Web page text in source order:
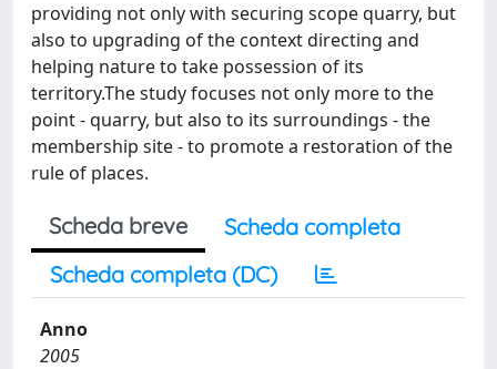
providing not only with securing scope quarry, but
also to upgrading of the context directing and
helping nature to take possession of its
territory.The study focuses not only more to the
point - quarry, but also to its surroundings - the
membership site - to promote a restoration of the
rule of places.
Scheda breve
Scheda completa
Scheda completa (DC)
Anno
2005